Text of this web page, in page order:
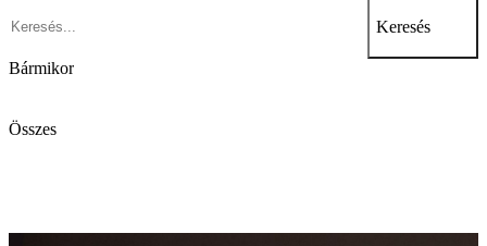
Keresés
Bármikor
Összes